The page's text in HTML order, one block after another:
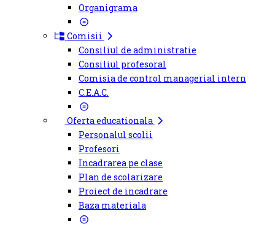
Organigrama
Comisii
Consiliul de administratie
Consiliul profesoral
Comisia de control managerial intern
C.E.A.C.
Oferta educationala
Personalul scolii
Profesori
Incadrarea pe clase
Plan de scolarizare
Proiect de incadrare
Baza materiala